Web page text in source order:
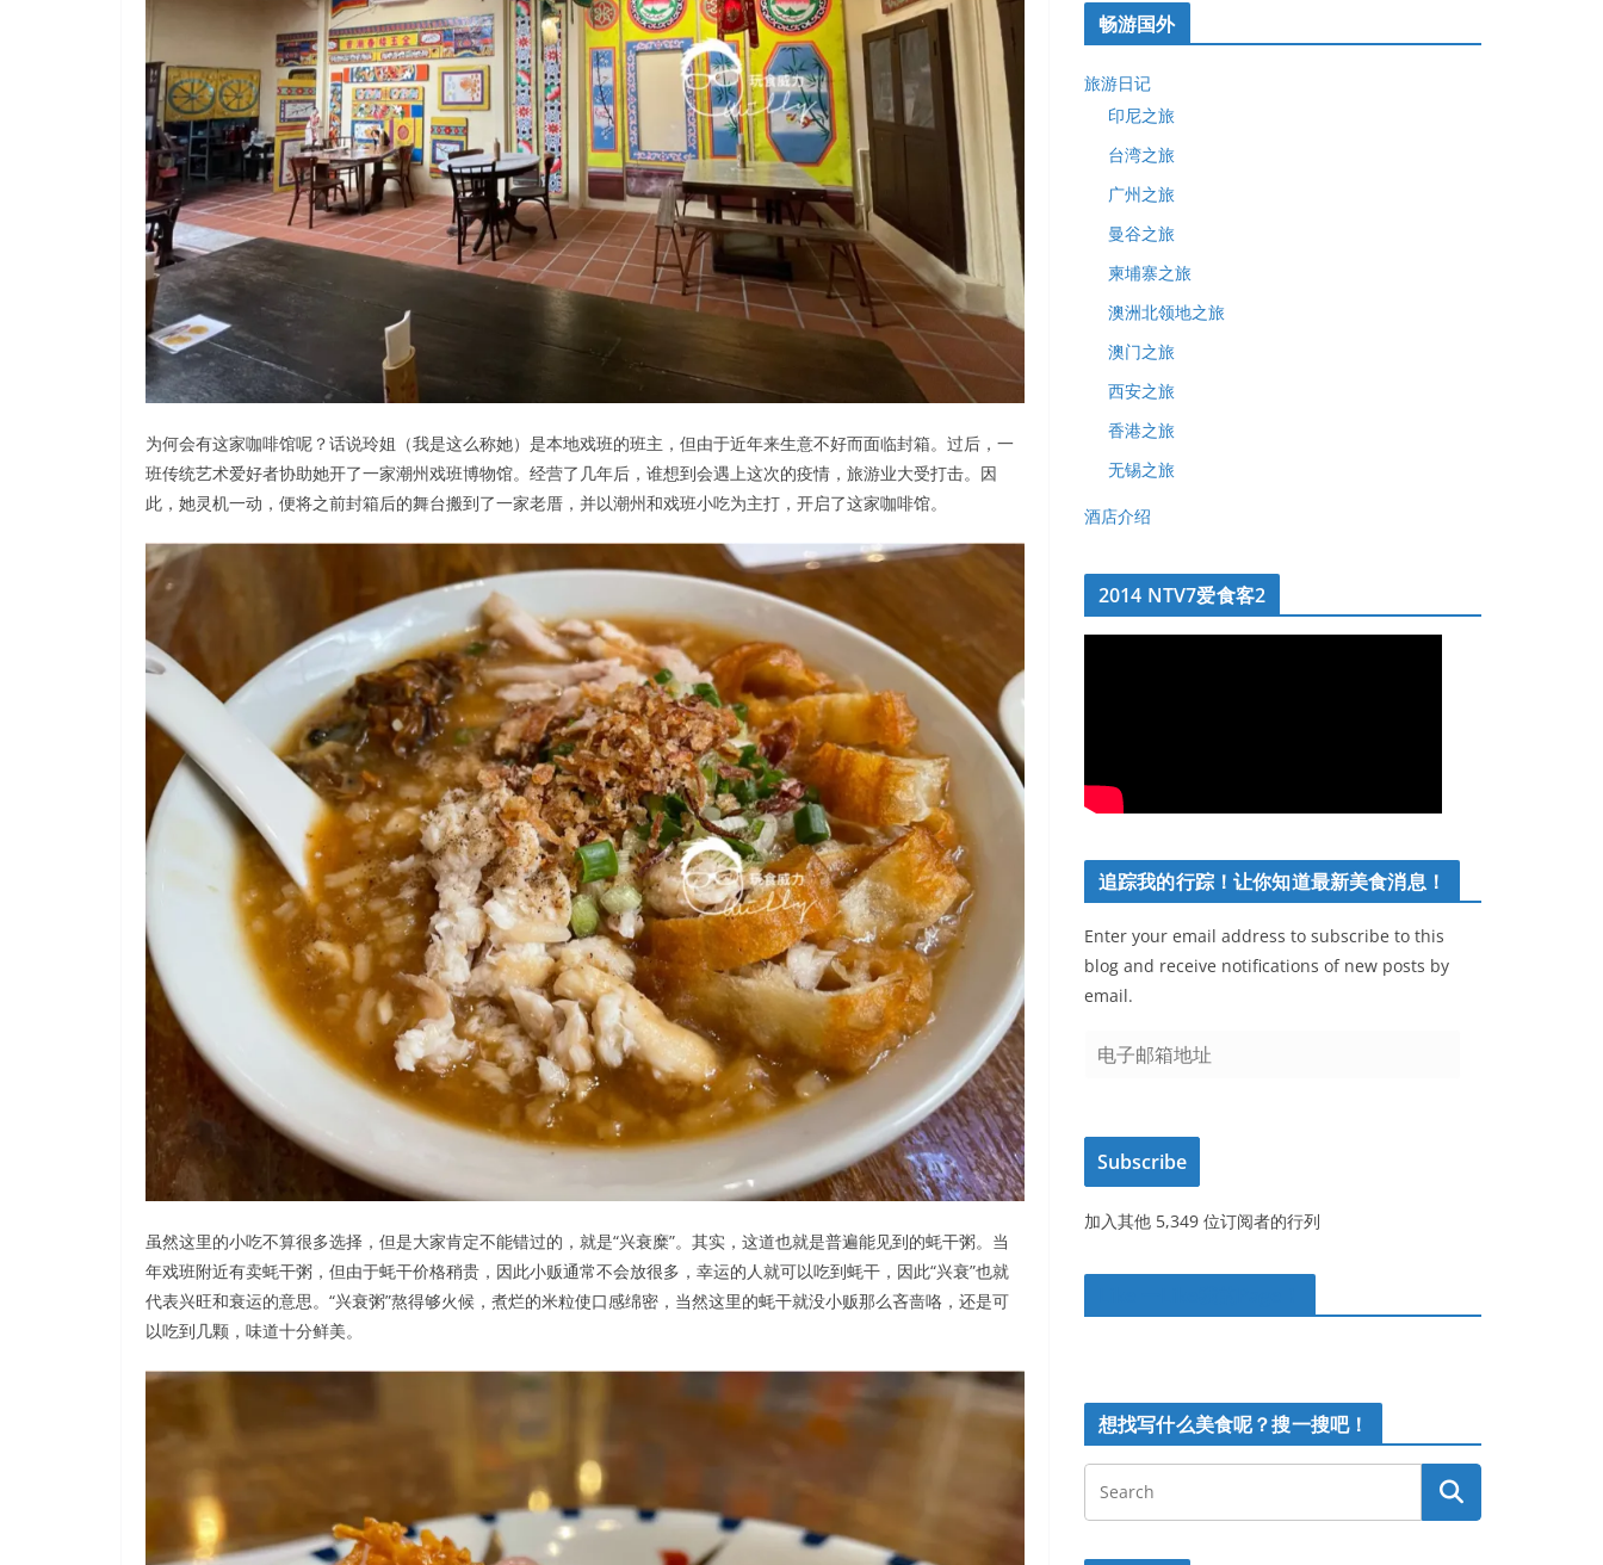
为何会有这家咖啡馆呢？话说玲姐（我是这么称她）是本地戏班的班主，但由于近年来生意不好而面临封箱。过后，一
班传统艺术爱好者协助她开了一家潮州戏班博物馆。经营了几年后，谁想到会遇上这次的疫情，旅游业大受打击。因
此，她灵机一动，便将之前封箱后的舞台搬到了一家老厝，并以潮州和戏班小吃为主打，开启了这家咖啡馆。
虽然这里的小吃不算很多选择，但是大家肯定不能错过的，就是“兴衰糜”。其实，这道也就是普遍能见到的蚝干粥。当
年戏班附近有卖蚝干粥，但由于蚝干价格稍贵，因此小贩通常不会放很多，幸运的人就可以吃到蚝干，因此“兴衰”也就
代表兴旺和衰运的意思。“兴衰粥”熬得够火候，煮烂的米粒使口感绵密，当然这里的蚝干就没小贩那么吝啬咯，还是可
以吃到几颗，味道十分鲜美。
畅游国外
旅游日记
印尼之旅
台湾之旅
广州之旅
曼谷之旅
柬埔寨之旅
澳洲北领地之旅
澳门之旅
西安之旅
香港之旅
无锡之旅
酒店介绍
2014 NTV7爱食客2
追踪我的行踪！让你知道最新美食消息！
Enter your email address to subscribe to this
blog and receive notifications of new posts by
email.
电
箱
地
址
Subscribe
加入其他 5,349 位订阅者的行列
想找写什么美食呢？搜一搜吧！